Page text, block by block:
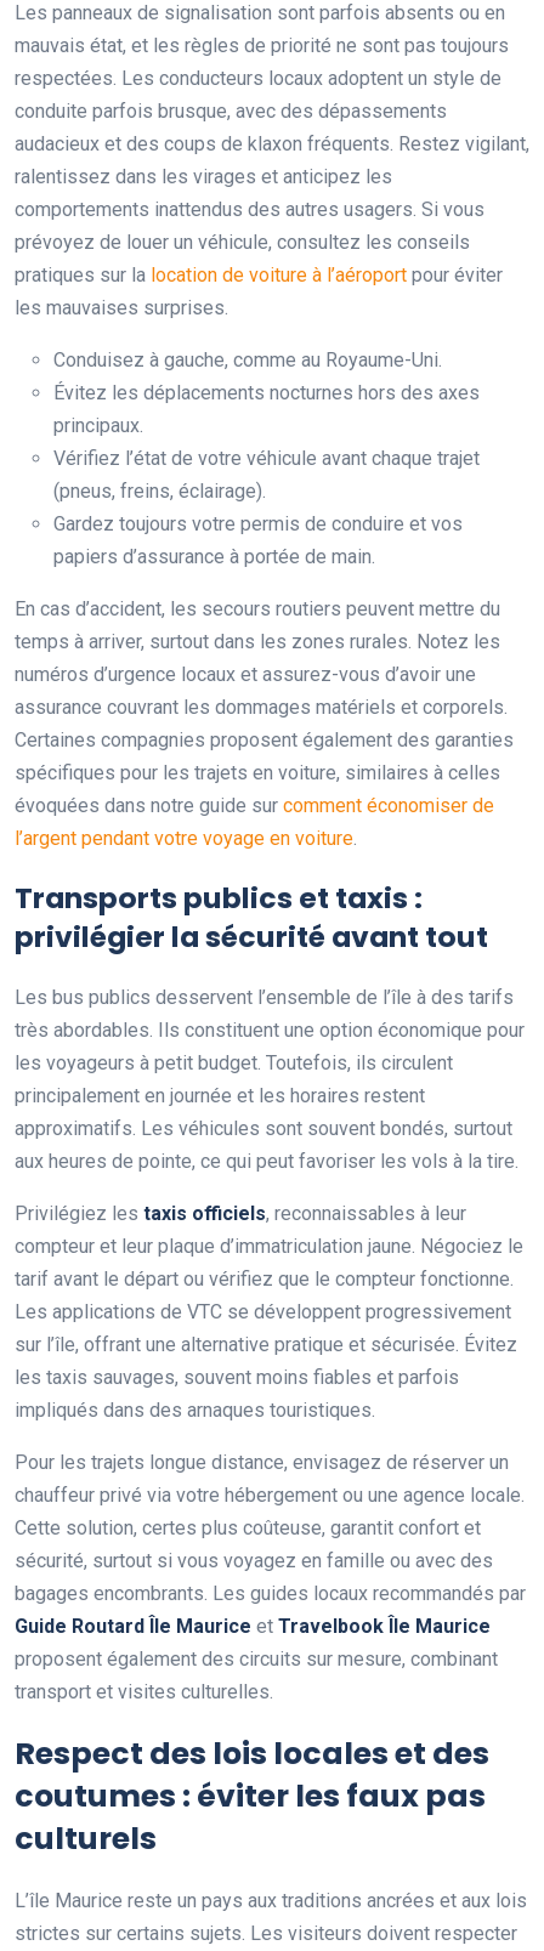
Les panneaux de signalisation sont parfois absents ou en
mauvais état, et les règles de priorité ne sont pas toujours
respectées. Les conducteurs locaux adoptent un style de
conduite parfois brusque, avec des dépassements
audacieux et des coups de klaxon fréquents. Restez vigilant,
ralentissez dans les virages et anticipez les
comportements inattendus des autres usagers. Si vous
prévoyez de louer un véhicule, consultez les conseils
pratiques sur la location de voiture à l’aéroport pour éviter
les mauvaises surprises.
Conduisez à gauche, comme au Royaume-Uni.
Évitez les déplacements nocturnes hors des axes
principaux.
Vérifiez l’état de votre véhicule avant chaque trajet
(pneus, freins, éclairage).
Gardez toujours votre permis de conduire et vos
papiers d’assurance à portée de main.
En cas d’accident, les secours routiers peuvent mettre du
temps à arriver, surtout dans les zones rurales. Notez les
numéros d’urgence locaux et assurez-vous d’avoir une
assurance couvrant les dommages matériels et corporels.
Certaines compagnies proposent également des garanties
spécifiques pour les trajets en voiture, similaires à celles
évoquées dans notre guide sur comment économiser de
l’argent pendant votre voyage en voiture.
Transports publics et taxis :
privilégier la sécurité avant tout
Les bus publics desservent l’ensemble de l’île à des tarifs
très abordables. Ils constituent une option économique pour
les voyageurs à petit budget. Toutefois, ils circulent
principalement en journée et les horaires restent
approximatifs. Les véhicules sont souvent bondés, surtout
aux heures de pointe, ce qui peut favoriser les vols à la tire.
Privilégiez les taxis officiels, reconnaissables à leur
compteur et leur plaque d’immatriculation jaune. Négociez le
tarif avant le départ ou vérifiez que le compteur fonctionne.
Les applications de VTC se développent progressivement
sur l’île, offrant une alternative pratique et sécurisée. Évitez
les taxis sauvages, souvent moins fiables et parfois
impliqués dans des arnaques touristiques.
Pour les trajets longue distance, envisagez de réserver un
chauffeur privé via votre hébergement ou une agence locale.
Cette solution, certes plus coûteuse, garantit confort et
sécurité, surtout si vous voyagez en famille ou avec des
bagages encombrants. Les guides locaux recommandés par
Guide Routard Île Maurice et Travelbook Île Maurice
proposent également des circuits sur mesure, combinant
transport et visites culturelles.
Respect des lois locales et des
coutumes : éviter les faux pas
culturels
L’île Maurice reste un pays aux traditions ancrées et aux lois
strictes sur certains sujets. Les visiteurs doivent respecter